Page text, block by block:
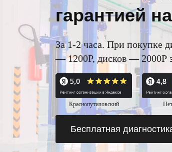
гарантией
За 1-2 часа. При покупке
— 1200Р, дисков — 2000Р
Краснопутиловский
Бесплатная